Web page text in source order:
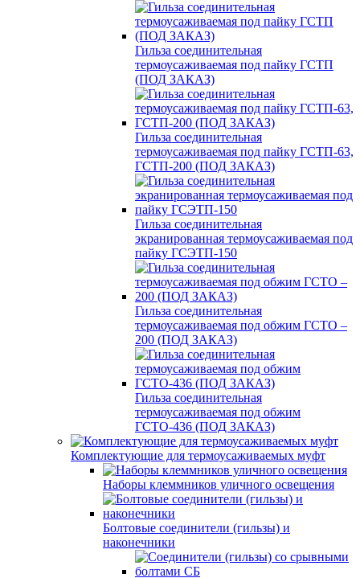
Гильза соединительная
термоусаживаемая под пайку ГСТП
(ПОД ЗАКАЗ)
Гильза соединительная
термоусаживаемая под пайку ГСТП-63,
ГСТП-200 (ПОД ЗАКАЗ)
Гильза соединительная
экранированная термоусаживаемая под
пайку ГСЭТП-150
Гильза соединительная
термоусаживаемая под обжим ГСТО –
200 (ПОД ЗАКАЗ)
Гильза соединительная
термоусаживаемая под обжим
ГСТО-436 (ПОД ЗАКАЗ)
Комплектующие для термоусаживаемых муфт
Наборы клеммников уличного освещения
Болтовые соединители (гильзы) и
наконечники